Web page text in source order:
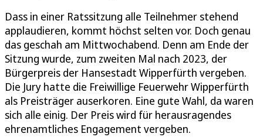
Dass in einer Ratssitzung alle Teilnehmer stehend
applaudieren, kommt höchst selten vor. Doch genau
das geschah am Mittwochabend. Denn am Ende der
Sitzung wurde, zum zweiten Mal nach 2023, der
Bürgerpreis der Hansestadt Wipperfürth vergeben.
Die Jury hatte die Freiwillige Feuerwehr Wipperfürth
als Preisträger auserkoren. Eine gute Wahl, da waren
sich alle einig. Der Preis wird für herausragendes
ehrenamtliches Engagement vergeben.